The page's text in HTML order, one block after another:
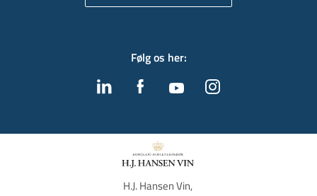
Følg os her:
H.J. Hansen Vin,